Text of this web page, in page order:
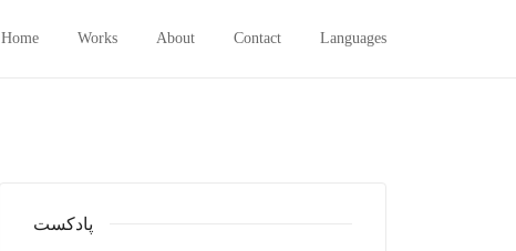
Home Works About Contact Languages
پادکست